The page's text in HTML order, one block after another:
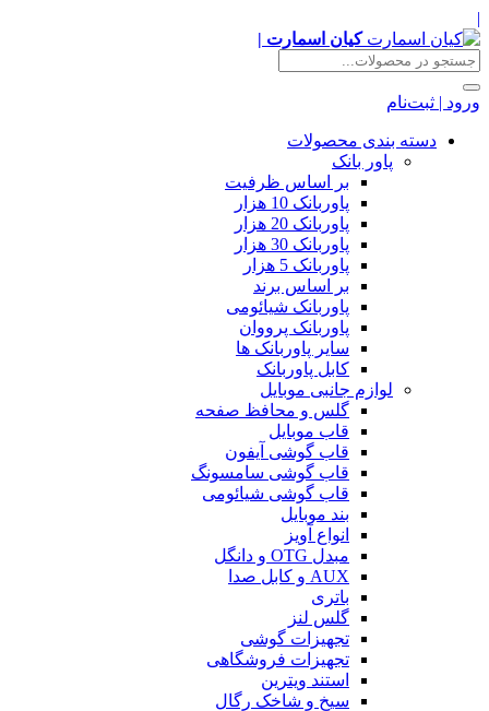
|
کیان اسمارت |
ورود | ثبت‌نام
دسته بندی محصولات
پاور بانک
بر اساس ظرفیت
پاوربانک 10 هزار
پاوربانک 20 هزار
پاوربانک 30 هزار
پاوربانک 5 هزار
بر اساس برند
پاوربانک شیائومی
پاوربانک پرووان
سایر پاوربانک ها
کابل پاوربانک
لوازم جانبی موبایل
گلس و محافظ صفحه
قاب موبایل
قاب گوشی آیفون
قاب گوشی سامسونگ
قاب گوشی شیائومی
بند موبایل
انواع آویز
مبدل OTG و دانگل
AUX و کابل صدا
باتری
گلس لنز
تجهیزات گوشی
تجهیزات فروشگاهی
استند ویترین
سیخ و شاخک رگال